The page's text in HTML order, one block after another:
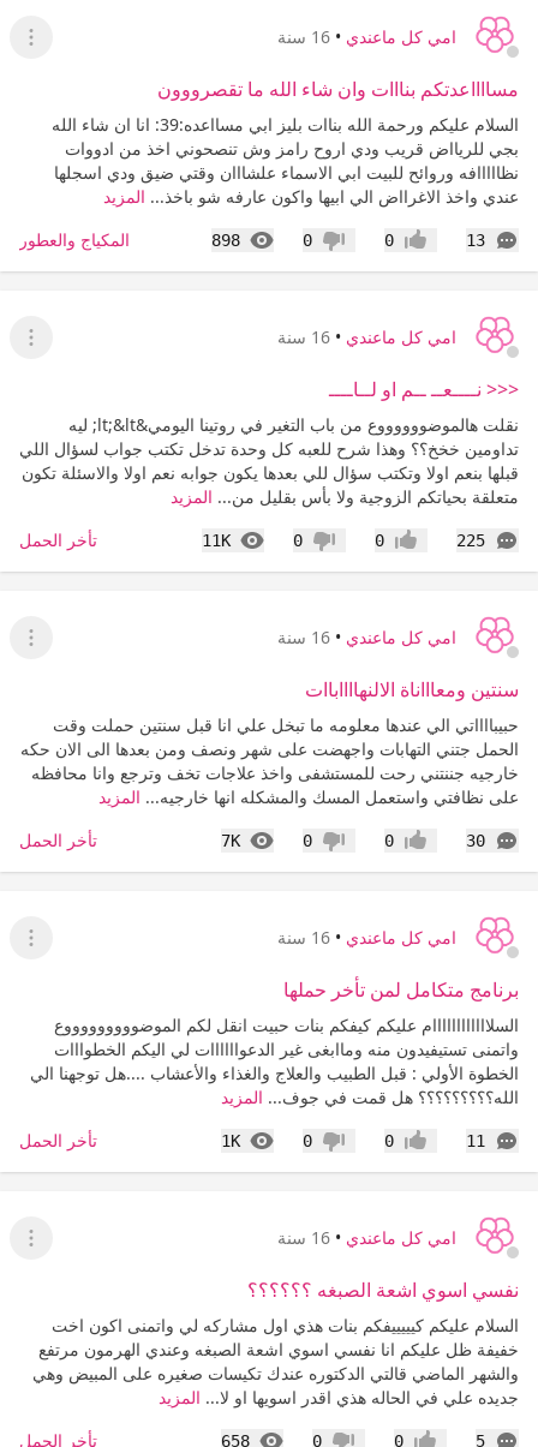
امي كل ماعندي • 16 سنة
عرض
مسااااعدتكم بنااات وان شاء الله ما تقصرووون
السلام عليكم ورحمة الله بناات بليز ابي مسااعده:39: انا ان شاء الله
بجي للريااض قريب ودي اروح رامز وش تنصحوني اخذ من ادووات
نظااااافه وروائح للبيت ابي الاسماء علشااان وقتي ضيق ودي اسجلها
عندي واخذ الاغرااض الي ابيها واكون عارفه شو باخذ... المزيد
13
التعليقات إعجاب0 عدم إعجاب
0
898
المشاهدات المكياج والعطور
امي كل ماعندي • 16 سنة
عرض
<<< نــــعــ ــم او لــاــــ
نقلت هالموضووووووع من باب التغير في روتينا اليومي&lt;&lt; ليه
تداومين خخخ؟؟ وهذا شرح للعبه كل وحدة تدخل تكتب جواب لسؤال اللي
قبلها بنعم اولا وتكتب سؤال للي بعدها يكون جوابه نعم اولا والاسئلة تكون
متعلقة بحياتكم الزوجية ولا بأس بقليل من... المزيد
225
التعليقات إعجاب0 عدم إعجاب
0
11K
المشاهدات تأخر الحمل
امي كل ماعندي • 16 سنة
عرض
سنتين ومعاااناة الالنهااااباات
حبيبااااتي الي عندها معلومه ما تبخل علي انا قبل سنتين حملت وقت
الحمل جتني التهابات واجهضت على شهر ونصف ومن بعدها الى الان حكه
خارجيه جننتني رحت للمستشفى واخذ علاجات تخف وترجع وانا محافظه
على نظافتي واستعمل المسك والمشكله انها خارجيه... المزيد
30
التعليقات إعجاب0 عدم إعجاب
0
7K
المشاهدات تأخر الحمل
امي كل ماعندي • 16 سنة
عرض
برنامج متكامل لمن تأخر حملها
السلاااااااااااام عليكم كيفكم بنات حبيت انقل لكم الموضوووووووووع
واتمنى تستيفيدون منه وماابغى غير الدعواااااات لي اليكم الخطوااات
الخطوة الأولي : قبل الطبيب والعلاج والغذاء والأعشاب ....هل توجهنا الي
الله؟؟؟؟؟؟؟؟؟ هل قمت في جوف... المزيد
11
التعليقات إعجاب0 عدم إعجاب
0
1K
المشاهدات تأخر الحمل
امي كل ماعندي • 16 سنة
عرض
نفسي اسوي اشعة الصبغه ؟؟؟؟؟؟
السلام عليكم كيييييفكم بنات هذي اول مشاركه لي واتمنى اكون اخت
خفيفة ظل عليكم انا نفسي اسوي اشعة الصبغه وعندي الهرمون مرتفع
والشهر الماضي قالتي الدكتوره عندك تكيسات صغيره على المبيض وهي
جديده علي في الحاله هذي اقدر اسويها او لا... المزيد
5
التعليقات 0
0
658
المشاهدات تأخر الحمل